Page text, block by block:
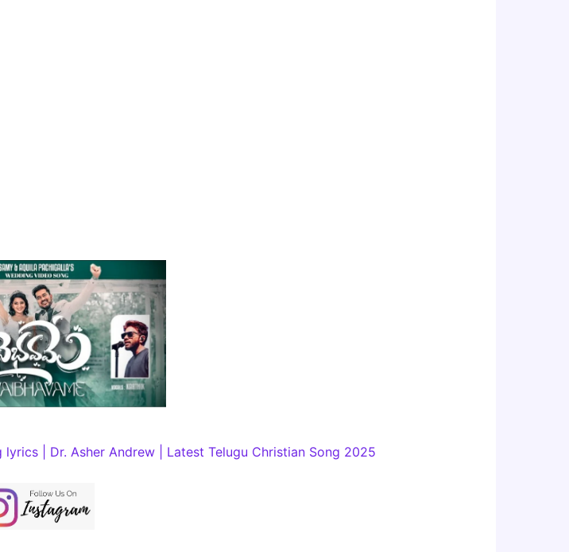
| Dr. Asher Andrew | Latest Telugu Christian Song 2025